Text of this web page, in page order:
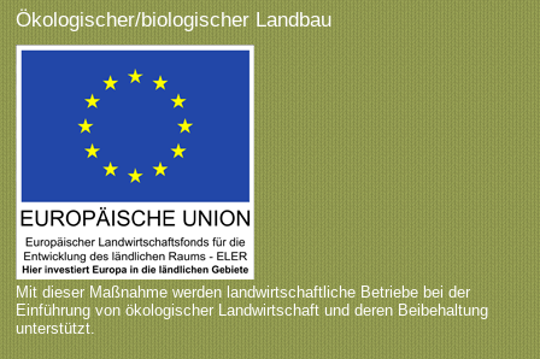
Ökologischer/biologischer Landbau
Mit dieser Maßnahme werden landwirtschaftliche Betriebe bei der
Einführung von ökologischer Landwirtschaft und deren Beibehaltung
unterstützt.